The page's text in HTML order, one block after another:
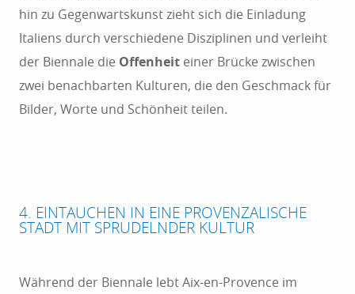
hin zu Gegenwartskunst zieht sich die Einladung
Italiens durch verschiedene Disziplinen und verleiht
der Biennale die Offenheit einer Brücke zwischen
zwei benachbarten Kulturen, die den Geschmack für
Bilder, Worte und Schönheit teilen.
4. EINTAUCHEN IN EINE PROVENZALISCHE
STADT MIT SPRUDELNDER KULTUR
Während der Biennale lebt Aix-en-Provence im